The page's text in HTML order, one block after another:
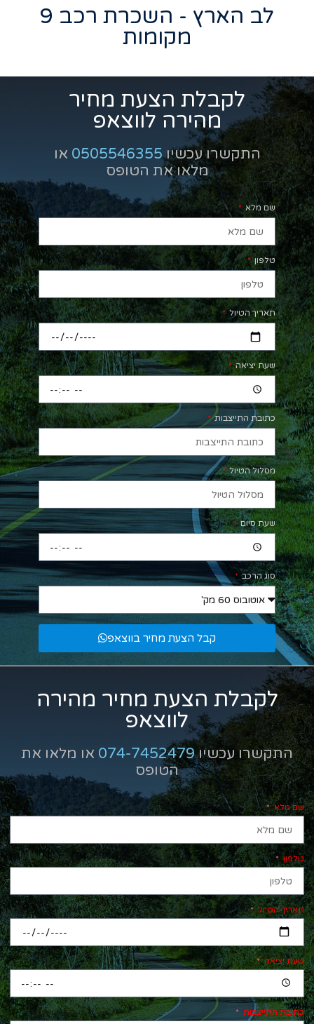
לב הארץ - השכרת רכב 9
מקומות
לקבלת הצעת מחיר
מהירה לווצאפ
התקשרו עכשיו0505546355 או
מלאו את הטופס
שם מלא
טלפון
תאריך הטיול
שעת יציאה
כתובת התייצבות
מסלול הטיול
שעת סיום
סוג הרכב
קבל הצעת מחיר בווצאפ
לקבלת הצעת מחיר מהירה
לווצאפ
התקשרו עכשיו074-7452479 או מלאו את
הטופס
שם מלא
טלפון
תאריך הטיול
שעת יציאה
כתובת התייצבות